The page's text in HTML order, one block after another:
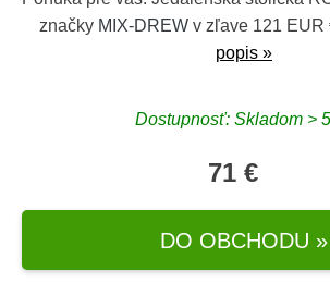
značky MIX-DREW v zľave 121 EUR
popis »
Dostupnosť: Skladom >
71 €
DO OBCHODU »